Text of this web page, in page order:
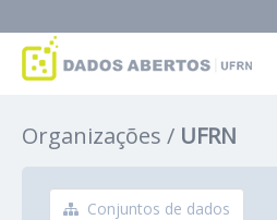
Grupos
Sobre
Organizações UFRN
Conjuntos de dados